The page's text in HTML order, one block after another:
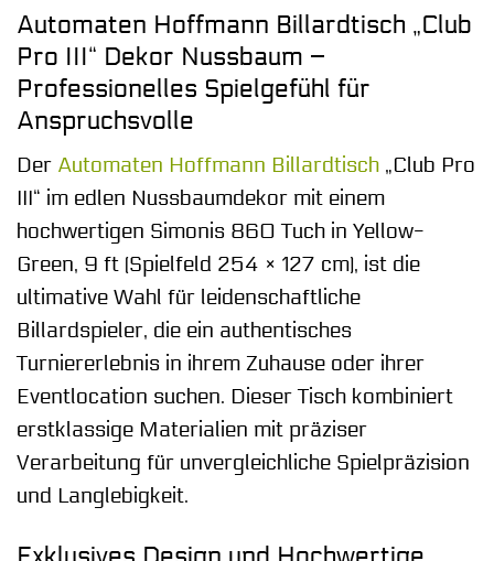
Automaten Hoffmann Billardtisch „Club
Pro III“ Dekor Nussbaum –
Professionelles Spielgefühl für
Anspruchsvolle
Der Automaten Hoffmann Billardtisch „Club Pro
III“ im edlen Nussbaumdekor mit einem
hochwertigen Simonis 860 Tuch in Yellow-
Green, 9 ft (Spielfeld 254 × 127 cm), ist die
ultimative Wahl für leidenschaftliche
Billardspieler, die ein authentisches
Turniererlebnis in ihrem Zuhause oder ihrer
Eventlocation suchen. Dieser Tisch kombiniert
erstklassige Materialien mit präziser
Verarbeitung für unvergleichliche Spielpräzision
und Langlebigkeit.